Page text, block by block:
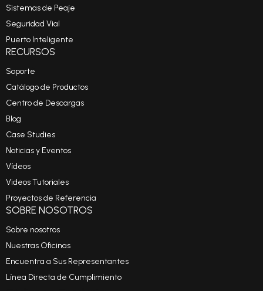
Sistemas de Peaje
Seguridad Vial
Puerto Inteligente
RECURSOS
Soporte
Catálogo de Productos
Centro de Descargas
Blog
Case Studies
Noticias y Eventos
Vídeos
Videos Tutoriales
Proyectos de Referencia
SOBRE NOSOTROS
Sobre nosotros
Nuestras Oficinas
Encuentra a Sus Representantes
Línea Directa de Cumplimiento